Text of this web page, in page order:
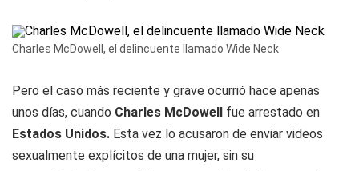
Charles McDowell, el delincuente llamado Wide Neck
Pero el caso más reciente y grave ocurrió hace apenas
unos días, cuando Charles McDowell fue arrestado en
Estados Unidos. Esta vez lo acusaron de enviar videos
sexualmente explícitos de una mujer, sin su